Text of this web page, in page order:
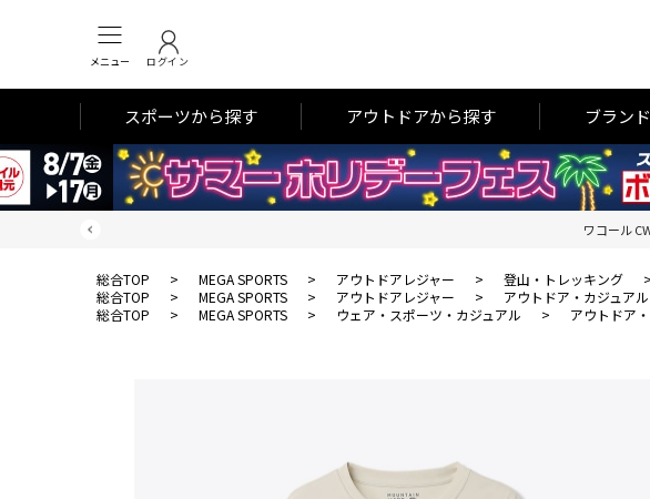
メニュー ログイン
スポーツから探す アウトドアから探す ブラン
ワコール
総合TOP > MEGA SPORTS > アウトドアレジャー > 登山・トレッキング >
総合TOP
> MEGA SPORTS > アウトドアレジャー > アウトドア・カジュア
総合TOP
> MEGA SPORTS > ウェア・スポーツ・カジュアル > アウトドア